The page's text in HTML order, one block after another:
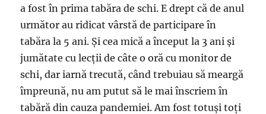
a fost în prima tabăra de schi. E drept că de anul
următor au ridicat vârstă de participare în
tabăra la 5 ani. Și cea mică a început la 3 ani și
jumătate cu lecții de câte o oră cu monitor de
schi, dar iarnă trecută, când trebuiau să meargă
împreună, nu am putut să le mai înscriem în
tabără din cauza pandemiei. Am fost totuși toți